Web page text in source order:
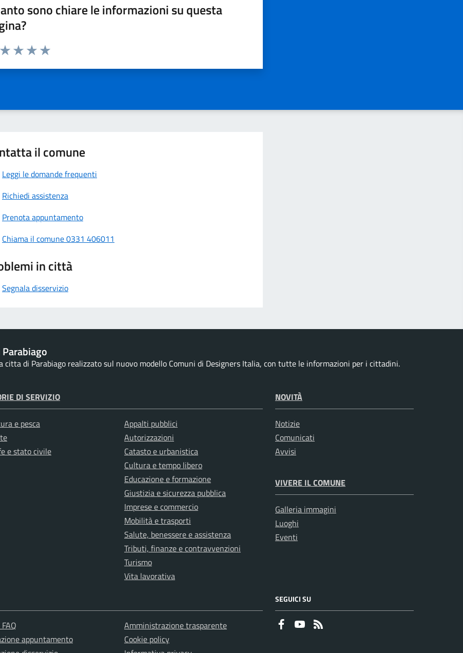
sono chiare le informazioni su questa
da 1 a 5 stelle la pagina
il comune
Leggi le domande frequenti
Richiedi assistenza
Prenota appuntamento
Chiama il comune 0331 406011
in città
Segnala disservizio
citta di Parabiago realizzato sul nuovo modello Comuni di Designers Italia, con tutte le informazioni per i cittadini.
DI SERVIZIO
e pesca
e stato civile
Appalti pubblici
Autorizzazioni
Catasto e urbanistica
Cultura e tempo libero
Educazione e formazione
Giustizia e sicurezza pubblica
Imprese e commercio
Mobilità e trasporti
Salute, benessere e assistenza
Tributi, finanze e contravvenzioni
Turismo
Vita lavorativa
NOVITÀ
Notizie
Comunicati
Avvisi
VIVERE IL COMUNE
Galleria immagini
Luoghi
Eventi
appuntamento
Amministrazione trasparente
Cookie policy
SEGUICI SU
Faceboook
Youtube